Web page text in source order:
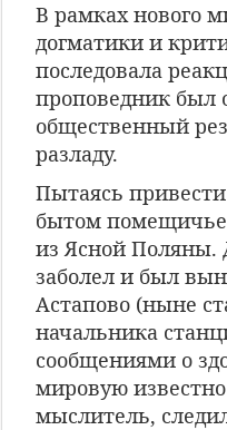
В рамках нового
догматики и
последовала
проповедник был
общественный
разладу.
Пытаясь
бытом
из Ясной Поляны.
заболел и был
Астапово (ныне
начальника
сообщениями о
мировую
мыслитель,